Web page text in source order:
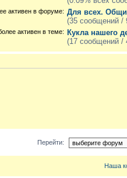
активен в форуме: Для всех.
(35 сообщений /
активен в теме:
Кукла нашего
(17 сообщений /
Перейти:
Наша